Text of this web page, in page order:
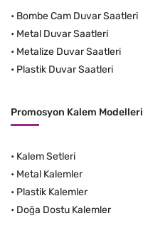
• Bombe Cam Duvar Saatleri
• Metal Duvar Saatleri
• Metalize Duvar Saatleri
• Plastik Duvar Saatleri
Promosyon Kalem Modelleri
• Kalem Setleri
• Metal Kalemler
• Plastik Kalemler
• Doğa Dostu Kalemler